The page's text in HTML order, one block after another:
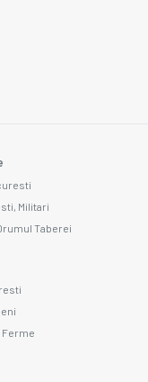
Militari
Taberei
Ferme